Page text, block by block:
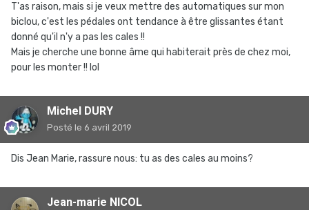
T'as raison, mais si je veux mettre des automatiques sur mon
biclou, c'est les pédales ont tendance à être glissantes étant
donné qu'il n'y a pas les cales !!
Mais je cherche une bonne âme qui habiterait près de chez moi,
pour les monter !! lol
Michel DURY
Posté le 6 avril 2019
Dis Jean Marie, rassure nous: tu as des cales au moins?
Jean-marie NICOL